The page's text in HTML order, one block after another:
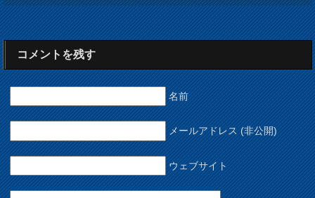
コメントを残す
名前
メールアドレス (非公開)
ウェブサイト